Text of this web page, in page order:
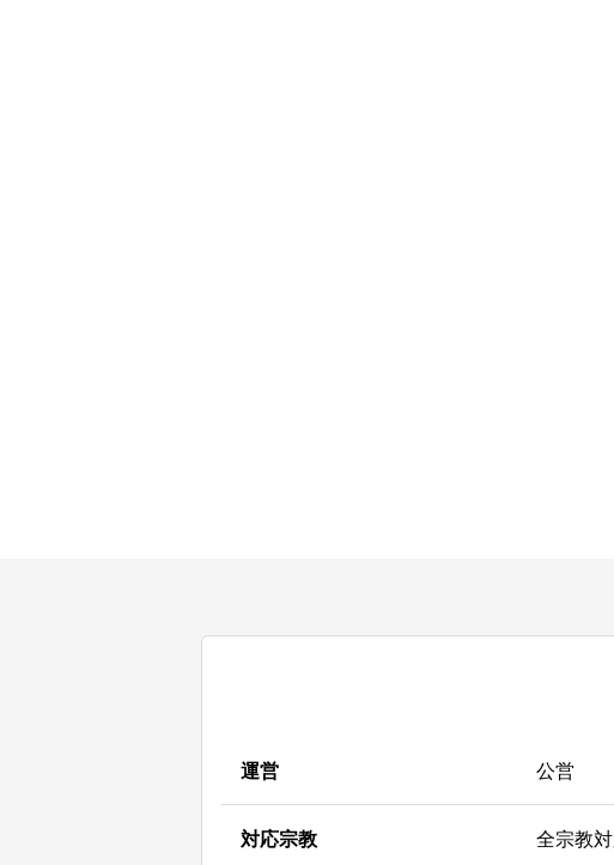
運営 公営
対応宗教 全宗教